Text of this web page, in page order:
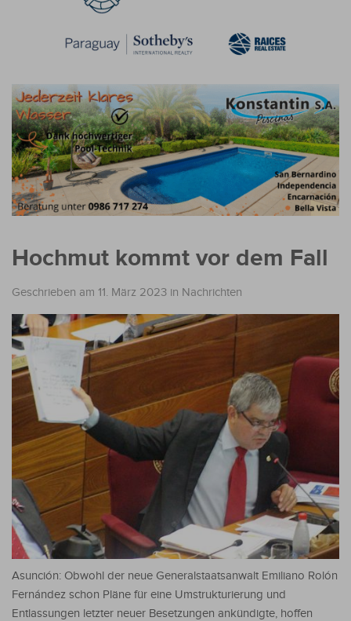
Hochmut kommt vor dem Fall
Geschrieben am 11. März 2023 in Nachrichten
Asunción: Obwohl der neue Generalstaatsanwalt Emiliano Rolón
Fernández schon Pläne für eine Umstrukturierung und
Entlassungen letzter neuer Besetzungen ankündigte, hoffen